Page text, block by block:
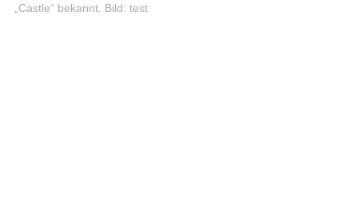
„Castle“ bekannt. Bild: test